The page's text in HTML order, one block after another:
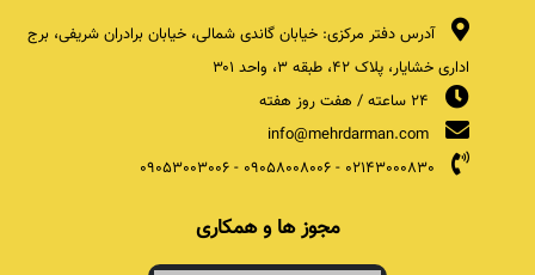
آدرس دفتر مرکزی: خیابان گاندی شمالی، خیابان برادران شریفی، برج
اداری خشایار، پلاک ۴۲، طبقه ۳، واحد ۳۰۱
info@mehrdarman.com
02143000830
-
09058008006
-
09053003006
مجوز ها و همکاری